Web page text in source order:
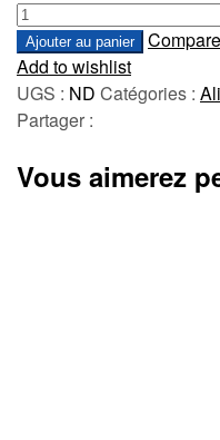
Ajouter au panier
Compare
Add to wishlist
UGS : ND Catégories :
Partager :
Vous aimerez